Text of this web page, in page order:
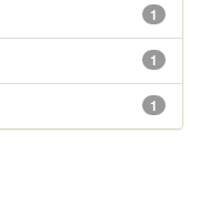
1
1
1